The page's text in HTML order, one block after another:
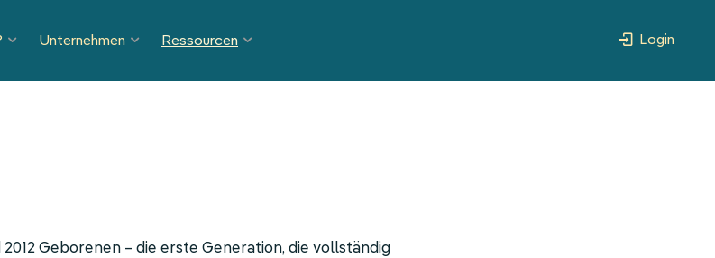
Unternehmen Ressourcen Login
Geborenen – die erste Generation, die vollständig